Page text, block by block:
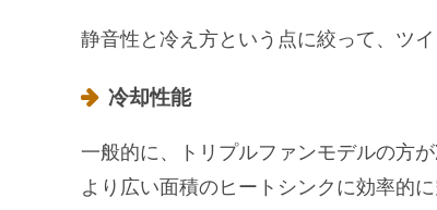
静音性と冷え方という点に絞って、ツ
冷却性能
一般的に、トリプルファンモデルの方
より広い面積のヒートシンクに効率的